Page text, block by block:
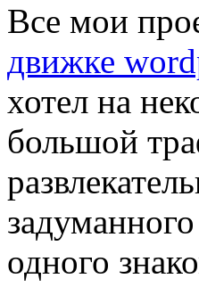
Все мои
движке
хотел на
большой
одного